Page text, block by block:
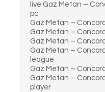
live Gaz Metan –
pc
Gaz Metan –
Gaz Metan –
Gaz Metan –
Gaz Metan –
league
Gaz Metan –
Gaz Metan –
player